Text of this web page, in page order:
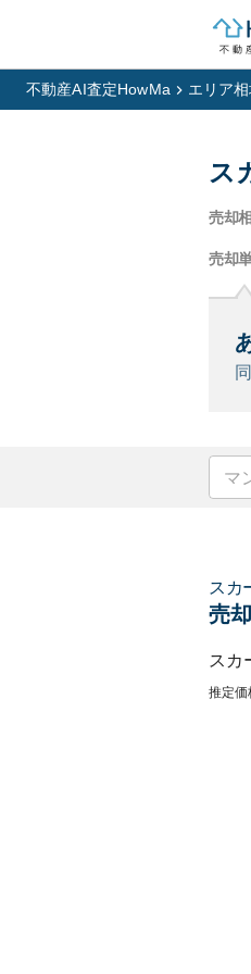
不動産AI査定HowMa エリア
ス
売却
売却
スカ
売
スカ
推定価